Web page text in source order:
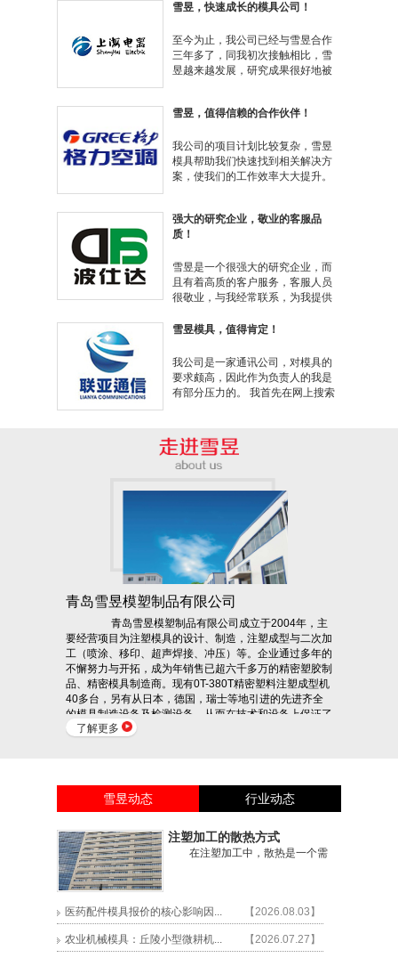
雪昱，快速成长的模具公司！
至今为止，我公司已经与雪昱合作
三年多了，同我初次接触相比，雪
昱越来越发展，研究成果很好地被
雪昱，值得信赖的合作伙伴！
我公司的项目计划比较复杂，雪昱
模具帮助我们快速找到相关解决方
案，使我们的工作效率大大提升。
度，为我们提供了很多有建设性的
咨询服务。...
强大的研究企业，敬业的客服品
质！
雪昱是一个很强大的研究企业，而
且有着高质的客户服务，客服人员
很敬业，与我经常联系，为我提供
信、准确，他们的相关数据能够满
荐给其它人。 ...
雪昱模具，值得肯定！
我公司是一家通讯公司，对模具的
要求颇高，因此作为负责人的我是
有部分压力的。 我首先在网上搜索
公司分别进行实地考察。 ...
青岛雪昱模塑制品有限公司
青岛雪昱模塑制品有限公司成立于2004年，主
要经营项目为注塑模具的设计、制造，注塑成型与二次加
工（喷涂、移印、超声焊接、冲压）等。企业通过多年的
不懈努力与开拓，成为年销售已超六千多万的精密塑胶制
品、精密模具制造商。现有0T-380T精密塑料注塑成型机
40多台，另有从日本，德国，瑞士等地引进的先进齐全
的模具制造设备及检测设备，从而在技术和设备上保证了
产品质量 企业占地...
了解更多
雪昱动态 行业动态
注塑加工的散热方式
在注塑加工中，散热是一个需要考虑的重要
医药配件模具报价的核心影响因... 【2026.08.03】
农业机械模具：丘陵小型微耕机... 【2026.07.27】
问 塑料加工政策支持
答 我国政府对塑料行业的发展规划有一系列
...